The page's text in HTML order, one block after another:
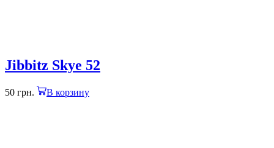
Jibbitz Skye 52
50 грн. В корзину